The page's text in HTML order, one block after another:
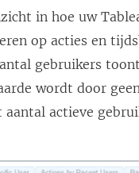
in hoe uw
op acties en
gebruikers
wordt door
actieve